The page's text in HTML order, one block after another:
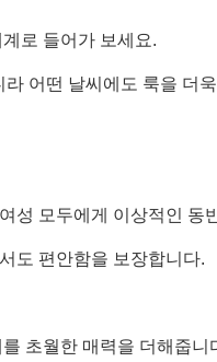
로 들어가 보세요.
어떤 날씨에도 룩을 더
성 모두에게 이상적인 동
도 편안함을 보장합니다.
초월한 매력을 더해줍니